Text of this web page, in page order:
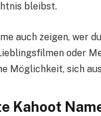
bleibst.
auch zeigen, wer
oder
Möglichkeit, sich
Kahoot